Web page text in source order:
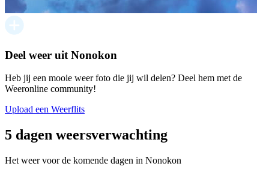
Deel weer uit Nonokon
Heb jij een mooie weer foto die jij wil delen? Deel hem met de
Weeronline community!
Upload een Weerflits
5 dagen weersverwachting
Het weer voor de komende dagen in Nonokon